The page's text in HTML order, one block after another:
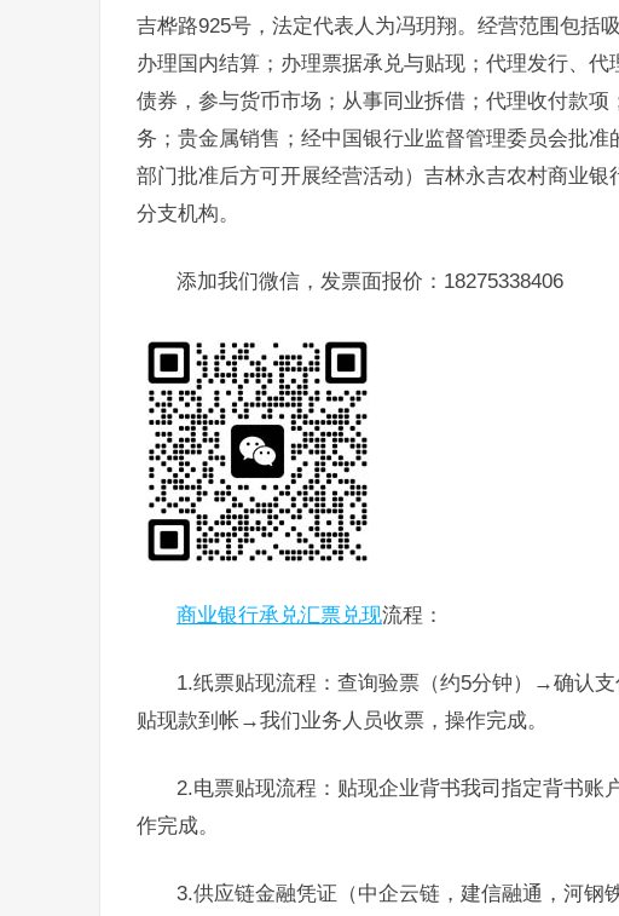
吉桦路925号，法定代表人为冯玥翔。经营范围包括
办理国内结算；办理票据承兑与贴现；代理发行、
债券，参与货币市场；从事同业拆借；代理收付款
务；贵金属销售；经中国银行业监督管理委员会批
部门批准后方可开展经营活动）吉林永吉农村商业
分支机构。
添加我们微信，发票面报价：18275338406
商业银行承兑汇票兑现流程：
1.纸票贴现流程：查询验票（约5分钟）→确认
贴现款到帐→我们业务人员收票，操作完成。
2.电票贴现流程：贴现企业背书我司指定背书账
作完成。
3.供应链金融凭证（中企云链，建信融通，河钢